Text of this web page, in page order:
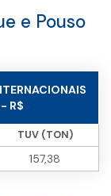
e Pouso
- R$
TUV (TON)
157,38